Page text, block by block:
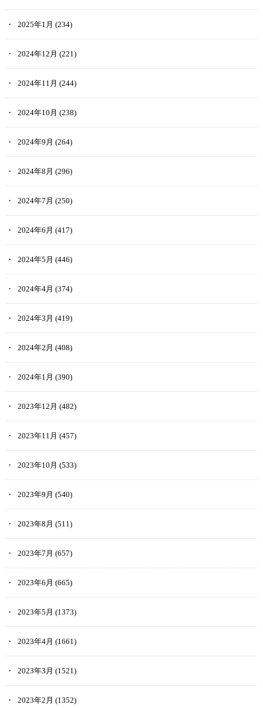
2025年1月 (234)
2024年12月 (221)
2024年11月 (244)
2024年10月 (238)
2024年9月 (264)
2024年8月 (296)
2024年7月 (250)
2024年6月 (417)
2024年5月 (446)
2024年4月 (374)
2024年3月 (419)
2024年2月 (408)
2024年1月 (390)
2023年12月 (482)
2023年11月 (457)
2023年10月 (533)
2023年9月 (540)
2023年8月 (511)
2023年7月 (657)
2023年6月 (665)
2023年5月 (1373)
2023年4月 (1661)
2023年3月 (1521)
2023年2月 (1352)